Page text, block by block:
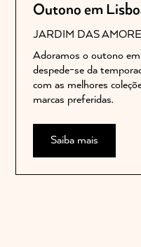
Outono em
JARDIM DAS
Adoramos o outono
despede-se da
com as melhores
marcas preferidas.
Saiba mais